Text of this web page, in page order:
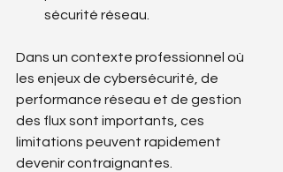
sécurité réseau.
Dans un contexte professionnel où
les enjeux de cybersécurité, de
performance réseau et de gestion
des flux sont importants, ces
limitations peuvent rapidement
devenir contraignantes.